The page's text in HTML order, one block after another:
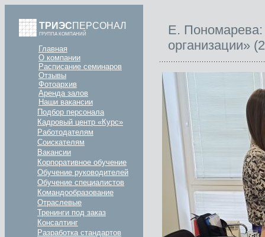
ТРИЭСПЕРСОНАЛ
ГРУППА КОМПАНИЙ
Главная
О компании
Расписание семинаров
Отзывы
Фотоархив
Аренда залов
Наши вакансии
Подбор персонала
Кадровый центр «Курс»
Работодателям
Соискателям
Вакансии
Корпоративное обучение
Обучение руководителей
Обучение специалистов
Командообразование
Отраслевые
Тренинги под заказ
Консалтинг
Разработка стандартов
Е.
организации»